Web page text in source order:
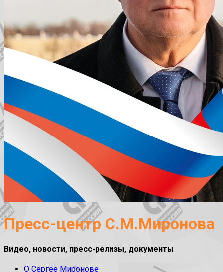
Пресс-центр С.М.Миронова
Видео, новости, пресс-релизы, документы
О Сергее Миронове